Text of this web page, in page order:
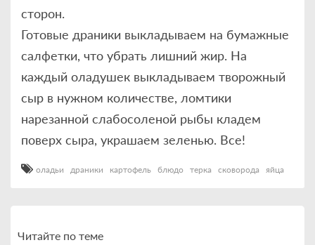
сторон.
Готовые драники выкладываем на бумажные
салфетки, что убрать лишний жир. На
каждый оладушек выкладываем творожный
сыр в нужном количестве, ломтики
нарезанной слабосоленой рыбы кладем
поверх сыра, украшаем зеленью. Все!
оладьи драники картофель блюдо терка сковорода яйца
Читайте по теме